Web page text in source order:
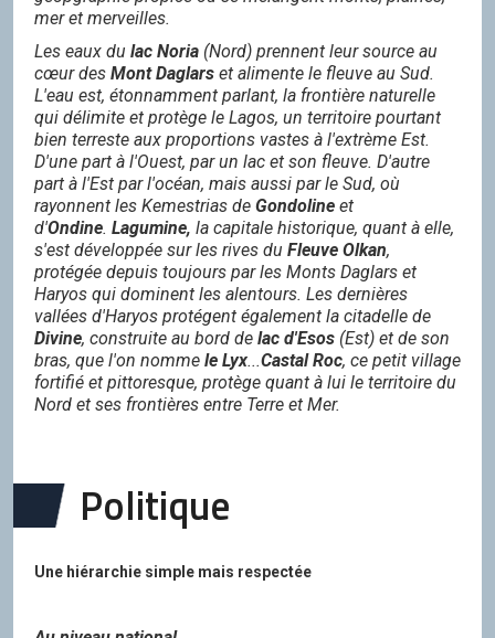
mer et merveilles.
Les eaux du lac Noria (Nord) prennent leur source au
cœur des Mont Daglars et alimente le fleuve au Sud.
L'eau est, étonnamment parlant, la frontière naturelle
qui délimite et protège le Lagos, un territoire pourtant
bien terreste aux proportions vastes à l'extrème Est.
D'une part à l'Ouest, par un lac et son fleuve. D'autre
part à l'Est par l'océan, mais aussi par le Sud, où
rayonnent les Kemestrias de Gondoline et
d'Ondine. Lagumine, la capitale historique, quant à elle,
s'est développée sur les rives du Fleuve Olkan,
protégée depuis toujours par les Monts Daglars et
Haryos qui dominent les alentours. Les dernières
vallées d'Haryos protégent également la citadelle de
Divine, construite au bord de lac d'Esos (Est) et de son
bras, que l'on nomme le Lyx...Castal Roc, ce petit village
fortifié et pittoresque, protège quant à lui le territoire du
Nord et ses frontières entre Terre et Mer.
Politique
Une hiérarchie simple mais respectée